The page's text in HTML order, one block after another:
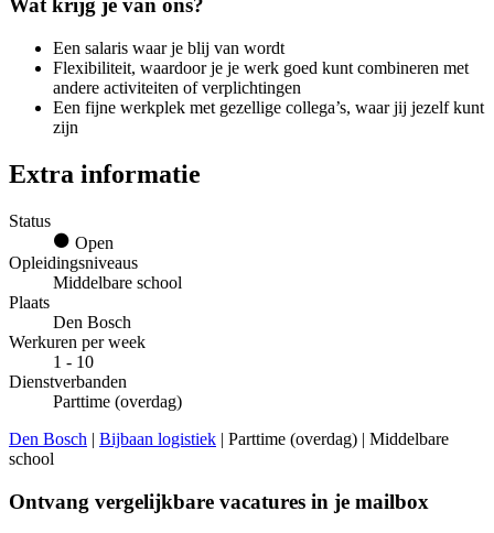
Wat krijg je van ons?
Een salaris waar je blij van wordt
Flexibiliteit, waardoor je je werk goed kunt combineren met
andere activiteiten of verplichtingen
Een fijne werkplek met gezellige collega’s, waar jij jezelf kunt
zijn
Extra informatie
Status
Open
Opleidingsniveaus
Middelbare school
Plaats
Den Bosch
Werkuren per week
1 - 10
Dienstverbanden
Parttime (overdag)
Den Bosch | Bijbaan logistiek | Parttime (overdag) | Middelbare
school
Ontvang vergelijkbare vacatures in je mailbox